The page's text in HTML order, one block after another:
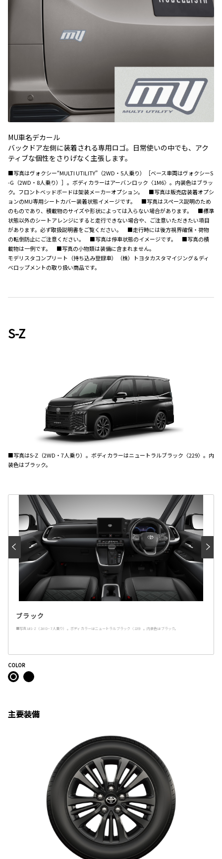
MU車名デカール
バックドア左側に装着される専用ロゴ。日常使いの中でも、アク
ティブな個性をさりげなく主張します。
■写真はヴォクシー“MULTI UTILITY”（2WD・5人乗り）［ベース車両はヴォクシーS
-G（2WD・8人乗り）］。ボディカラーはアーバンロック〈1M6〉。内装色はブラッ
ク。フロントベッドボードは架装メーカーオプション。 ■写真は販売店装着オプシ
ョンのMU専用シートカバー装着状態イメージです。 ■写真はスペース説明のため
のものであり、積載物のサイズや形状によっては入らない場合があります。 ■標準
状態以外のシートアレンジにすると走行できない場合や、ご注意いただきたい項目
があります。必ず取扱説明書をご覧ください。 ■走行時には後方視界確保・荷物
の転倒防止にご注意ください。 ■写真は停車状態のイメージです。 ■写真の積
載物は一例です。 ■写真の小物類は装備に含まれません。
モデリスタコンプリート（持ち込み登録車）（株）トヨタカスタマイジング＆ディ
ベロップメントの取り扱い商品です。
S-Z
■写真はS-Z （2WD ・ 7人乗り）。ボディカラーはニュートラルブラック 〈229〉 。内
装色はブラック。
ブラック
■写真はS-Z（2WD・7人乗り）。ボディカラーはニュートラルブラック〈229〉。内装色はブラック。
COLOR
主要装備